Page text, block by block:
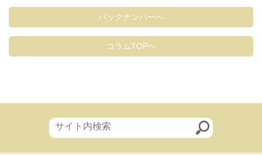
バックナンバーへ
コラムTOPへ